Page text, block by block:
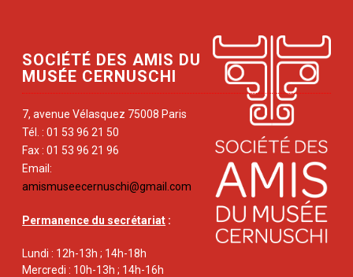
SOCIÉTÉ DES AMIS DU
MUSÉE CERNUSCHI
7, avenue Vélasquez 75008 Paris
Tél. : 01 53 96 21 50
Fax : 01 53 96 21 96
Email:
amismuseecernuschi@gmail.com
Permanence du secrétariat :
Lundi : 12h-13h ; 14h-18h
Mercredi : 10h-13h ; 14h-16h